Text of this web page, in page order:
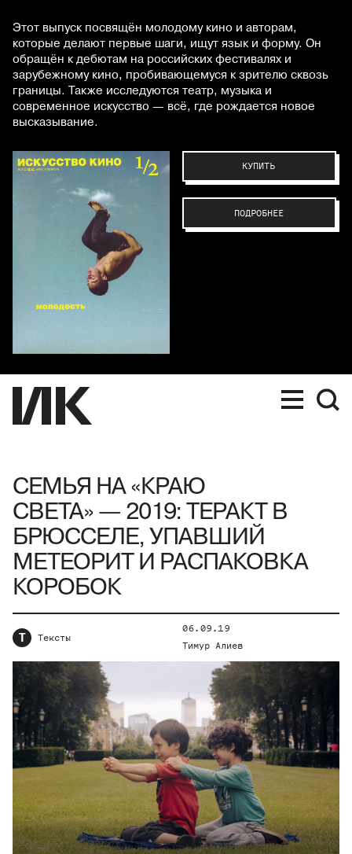
Этот выпуск посвящён молодому кино и авторам,
которые делают первые шаги, ищут язык и форму. Он
обращён к дебютам на российских фестивалях и
зарубежному кино, пробивающемуся к зрителю сквозь
границы. Также исследуются театр, музыка и
современное искусство — всё, где рождается новое
высказывание.
КУПИТЬ
ПОДРОБНЕЕ
СЕМЬЯ НА «КРАЮ
СВЕТА» — 2019: ТЕРАКТ В
БРЮССЕЛЕ, УПАВШИЙ
МЕТЕОРИТ И РАСПАКОВКА
КОРОБОК
Т Тексты
06.09.19
Тимур Алиев